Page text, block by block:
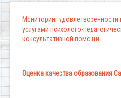
Мониторинг удовлетворенности
услугами психолого-
консультативной помощи
Оценка качества образования